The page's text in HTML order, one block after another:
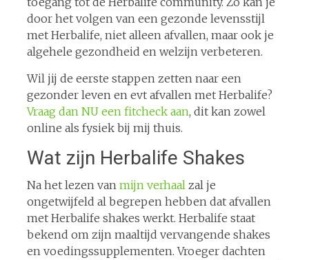
door het volgen van een gezonde levensstijl
met Herbalife, niet alleen afvallen, maar ook je
algehele gezondheid en welzijn verbeteren.
Wil jij de eerste stappen zetten naar een
gezonder leven en evt afvallen met Herbalife?
Vraag dan NU een fitcheck aan, dit kan zowel
online als fysiek bij mij thuis.
Wat zijn Herbalife Shakes
Na het lezen van mijn verhaalzal je
ongetwijfeld al begrepen hebben dat afvallen
met Herbalife shakes werkt. Herbalife staat
bekend om zijn maaltijd vervangende shakes
en voedingssupplementen. Vroeger dachten